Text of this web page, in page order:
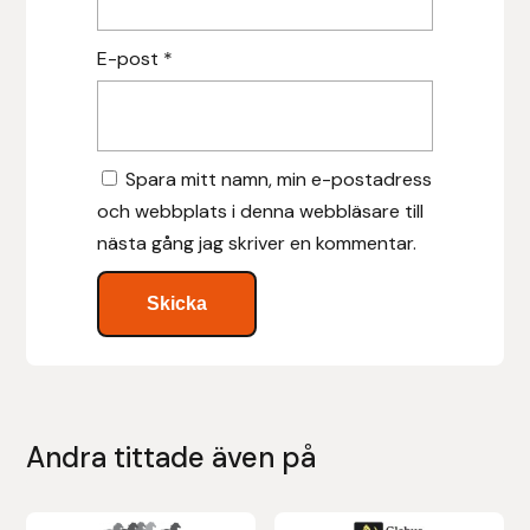
E-post *
Spara mitt namn, min e-postadress
och webbplats i denna webbläsare till
nästa gång jag skriver en kommentar.
Andra tittade även på